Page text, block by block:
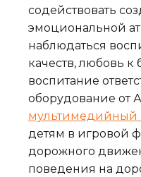
содействовать
эмоциональной
наблюдаться
качеств, любовь
воспитание
оборудование от
мультимедийный
детям в игровой
дорожного
поведения на